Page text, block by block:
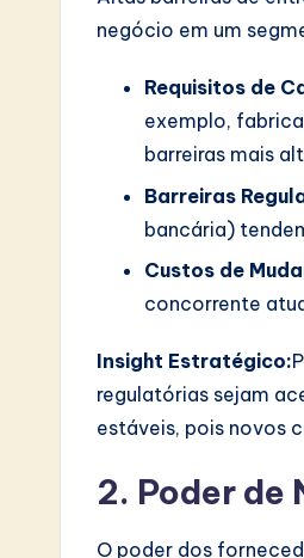
negócio em um
Requisitos de
exemplo,
barreiras mais
Barreiras
bancária)
Custos de
concorrente
Insight Estratégico:
regulatórias sejam
estáveis, pois novos
2. Poder de
O poder dos